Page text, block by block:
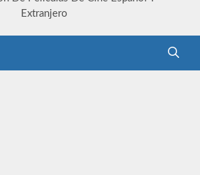
Extranjero